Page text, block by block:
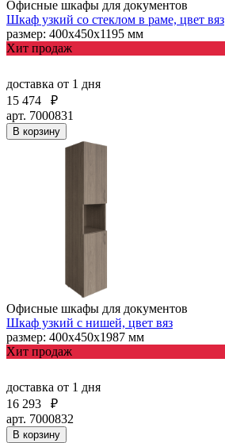
Офисные шкафы для документов
Шкаф узкий со стеклом в раме, цвет вяз
размер: 400х450х1195 мм
Хит продаж
доставка от 1 дня
15 474
₽
арт. 7000831
В корзину
Офисные шкафы для документов
Шкаф узкий с нишей, цвет вяз
размер: 400х450х1987 мм
Хит продаж
доставка от 1 дня
16 293
₽
арт. 7000832
В корзину